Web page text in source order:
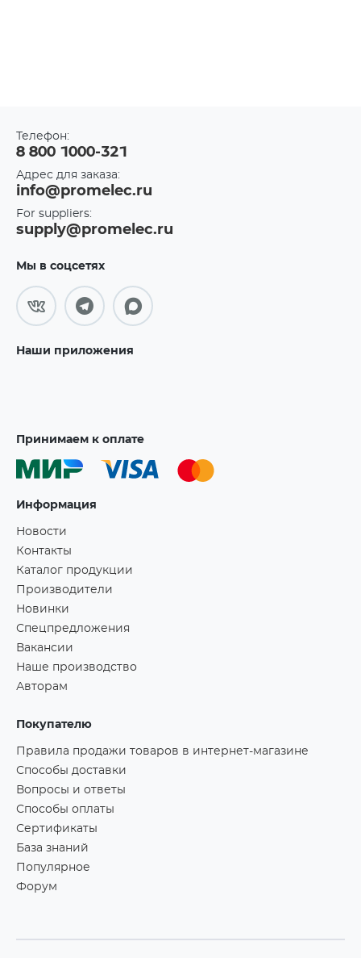
Телефон:
8 800 1000-321
Адрес для заказа:
info@promelec.ru
For suppliers:
supply@promelec.ru
Мы в соцсетях
Наши приложения
Принимаем к оплате
Информация
Новости
Контакты
Каталог продукции
Производители
Новинки
Спецпредложения
Вакансии
Наше производство
Авторам
Покупателю
Правила продажи товаров в интернет-магазине
Способы доставки
Вопросы и ответы
Способы оплаты
Сертификаты
База знаний
Популярное
Форум